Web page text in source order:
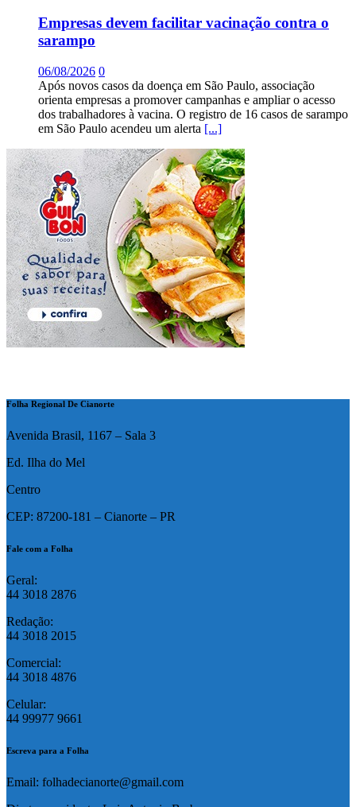
Empresas devem facilitar vacinação contra o
sarampo
06/08/2026 0
Após novos casos da doença em São Paulo, associação
orienta empresas a promover campanhas e ampliar o acesso
dos trabalhadores à vacina. O registro de 16 casos de sarampo
em São Paulo acendeu um alerta [...]
Folha Regional De Cianorte
Avenida Brasil, 1167 – Sala 3
Ed. Ilha do Mel
Centro
CEP: 87200-181 – Cianorte – PR
Fale com a Folha
Geral:
44 3018 2876
Redação:
44 3018 2015
Comercial:
44 3018 4876
Celular:
44 99977 9661
Escreva para a Folha
Email: folhadecianorte@gmail.com